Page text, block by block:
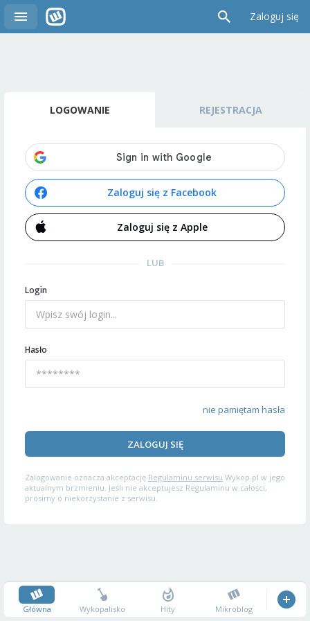
Zaloguj się
LOGOWANIE REJESTRACJA
Zaloguj się z Facebook
Zaloguj się z Apple
LUB
Login
Hasło
nie pamiętam hasła
ZALOGUJ SIĘ
Zalogowanie oznacza akceptację Regulaminu serwisu Wykop.pl w jego
aktualnym brzmieniu. Jeśli nie akceptujesz Regulaminu w całości,
prosimy o niekorzystanie z serwisu.
Główna Wykopalisko Hity Mikroblog